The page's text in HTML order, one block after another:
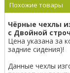
Похожие товары
Чёрные чехлы
с Двойной
Цена указана за
задние сидения)!
Данные чехлы